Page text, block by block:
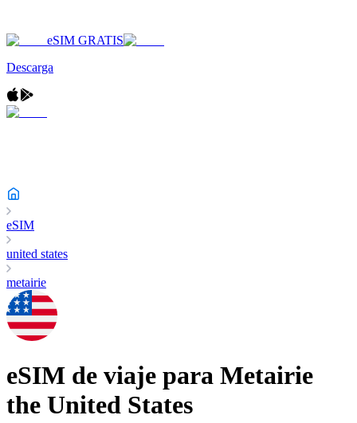
eSIM GRATIS
Descarga
eSIM
united states
metairie
eSIM de viaje para Metairie
the United States